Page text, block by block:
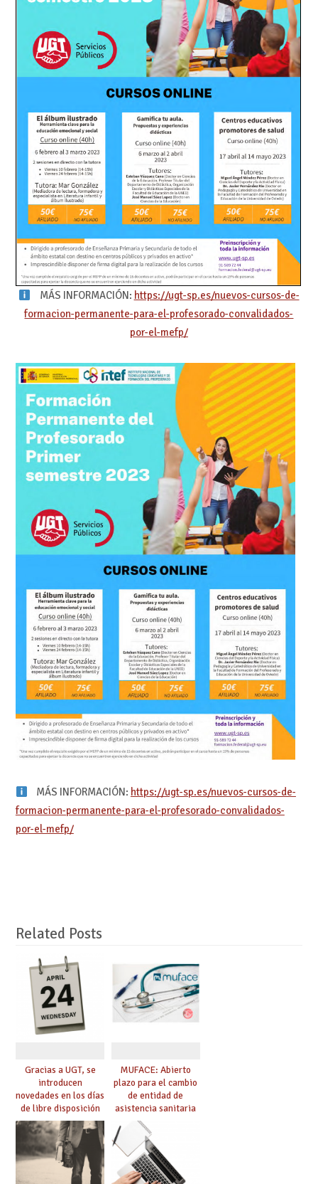
MÁS INFORMACIÓN: https://ugt-sp.es/nuevos-cursos-de-
formacion-permanente-para-el-profesorado-convalidados-
por-el-mefp/
MÁS INFORMACIÓN: https://ugt-sp.es/nuevos-cursos-de-
formacion-permanente-para-el-profesorado-convalidados-
por-el-mefp/
Related Posts
Gracias a UGT, se
introducen
novedades en los días
de libre disposición
retribuidos
MUFACE: Abierto
plazo para el cambio
de entidad de
asistencia sanitaria
durante el mes de
junio